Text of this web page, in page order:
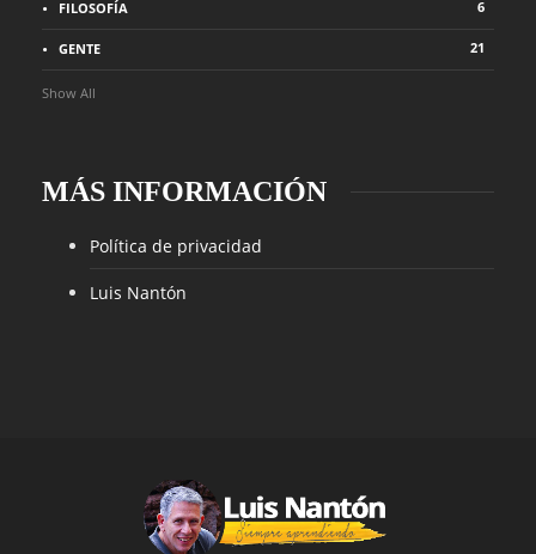
FILOSOFÍA 6
GENTE 21
Show All
MÁS INFORMACIÓN
Política de privacidad
Luis Nantón